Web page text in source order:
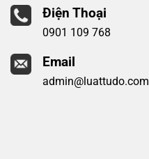
Điện Thoại
0901 109 768
Email
admin@luattudo.com